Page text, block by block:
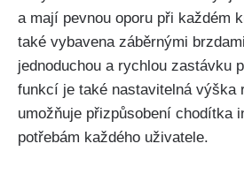
a mají pevnou oporu při každém
také vybavena záběrnými
jednoduchou a rychlou zastávku
funkcí je také nastavitelná výška
umožňuje přizpůsobení chodítka
potřebám každého uživatele.